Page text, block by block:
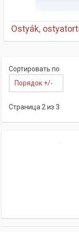
Ostyák,
Сортировать по
Порядок +/-
Страница 2 из 3